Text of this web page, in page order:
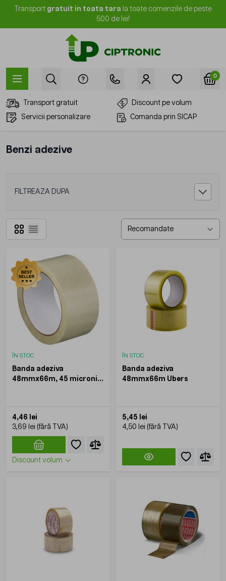
Mergi la Conținut
Transport gratuit in toata tara la toate comenzile de peste
500 de lei!
0
Transport gratuit
Discount pe volum
Servicii personalizare
Comanda prin SICAP
Benzi adezive
FILTREAZA DUPA
Grilă
Listă
ÎN STOC
Banda adeziva
48mmx66m, 45 microni,
4,46 lei
3,69 lei
Discount volum
ÎN STOC
Banda adeziva
48mmx66m Ubers
5,45 lei
4,50 lei